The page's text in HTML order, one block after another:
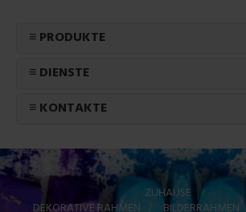
≡ PRODUKTE
≡ DIENSTE
≡ KONTAKTE
ZUHAUSE >